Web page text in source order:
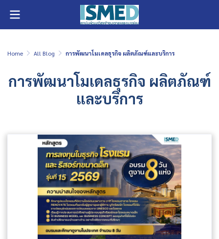
Home All Blog การพัฒนาโมเดลธุรกิจ ผลิตภัณฑ์และบริการ
การพัฒนาโมเดลธุรกิจ ผลิตภัณฑ์
และบริการ